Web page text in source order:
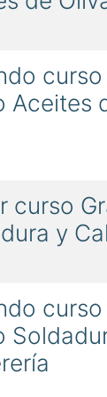
curso
Aceites
curso
y
curso